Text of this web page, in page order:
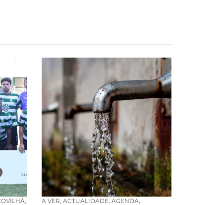
A VER ACTUALIDADE AGENDA